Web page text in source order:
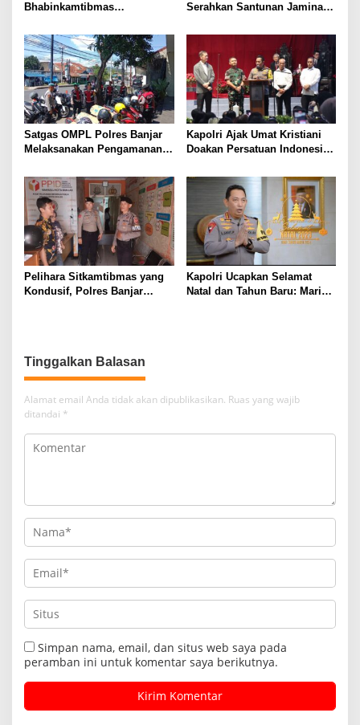
Bhabinkamtibmas
Kamtibmas ke Warga
Serahkan Santunan Jaminan
dan Nelayan
Satgas OMPL Polres Banjar
Melaksanakan Pengamanan
Pembetukan KPPS
Kapolri Ajak Umat Kristiani
Doakan Persatuan Indonesia
Pelihara Sitkamtibmas yang
Kondusif, Polres Banjar
Kapolri Ucapkan Selamat
Natal dan Tahun Baru: Mari
Tinggalkan Balasan
Alamat email Anda tidak akan dipublikasikan. Ruas yang wajib
ditandai *
Simpan nama, email, dan situs web saya pada
peramban ini untuk komentar saya berikutnya.